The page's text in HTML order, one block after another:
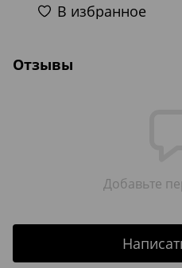
В избранное
Отзывы
Добавьте